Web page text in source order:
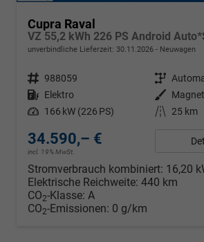
Cupra Raval
unverbindliche Lieferzeit: 30.11.2026 Neuwagen
Fahrzeugnr. 988059 Getriebe
Kraftstoff Elektro Außenfarbe
Leistung 166 kW (226 PS) Kilometerstand 25 km
34.590,– €
incl. 19% MwSt.
Stromverbrauch kombiniert: 16,20
Elektrische Reichweite: 440 km
CO2-Klasse: A
CO2-Emissionen: 0 g/km